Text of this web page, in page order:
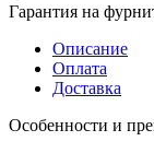
Гарантия на
Описание
Оплата
Доставка
Особенности и